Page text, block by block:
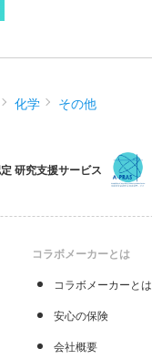
化学 その他
研究支援サービス
コラボメーカーとは
コラボメーカーとは
安心の保険
会社概要